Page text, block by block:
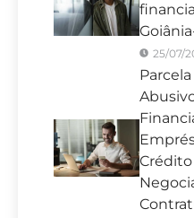
25/07/
Crédito